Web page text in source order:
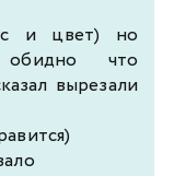
и цвет) но
что
вырезали